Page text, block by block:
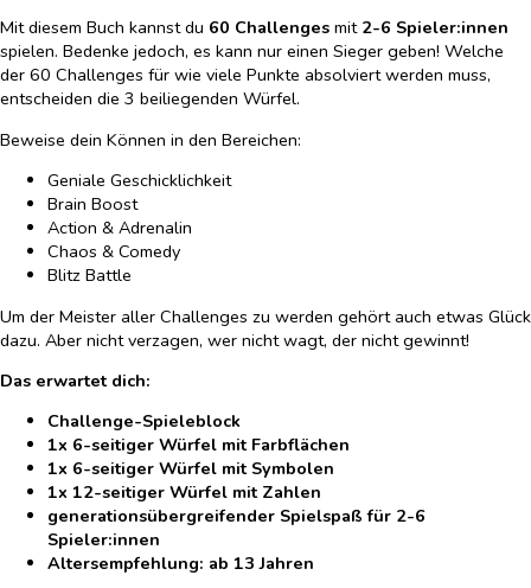
Mit diesem Buch kannst du 60 Challenges mit 2-6 Spieler:innen
spielen. Bedenke jedoch, es kann nur einen Sieger geben! Welche
der 60 Challenges für wie viele Punkte absolviert werden muss,
entscheiden die 3 beiliegenden Würfel.
Beweise dein Können in den Bereichen:
Geniale Geschicklichkeit
Brain Boost
Action & Adrenalin
Chaos & Comedy
Blitz Battle
Um der Meister aller Challenges zu werden gehört auch etwas Glück
dazu. Aber nicht verzagen, wer nicht wagt, der nicht gewinnt!
Das erwartet dich:
Challenge-Spieleblock
1x 6-seitiger Würfel mit Farbflächen
1x 6-seitiger Würfel mit Symbolen
1x 12-seitiger Würfel mit Zahlen
generationsübergreifender Spielspaß für 2-6
Spieler:innen
Altersempfehlung: ab 13 Jahren